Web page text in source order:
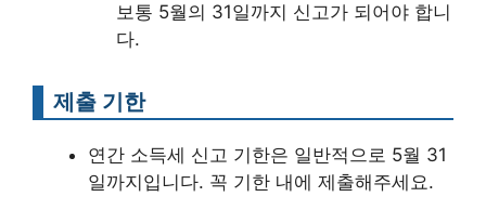
보통 5월의 31일까지 신고가 되어야 합니
다.
제출 기한
연간 소득세 신고 기한은 일반적으로 5월 31
일까지입니다. 꼭 기한 내에 제출해주세요.